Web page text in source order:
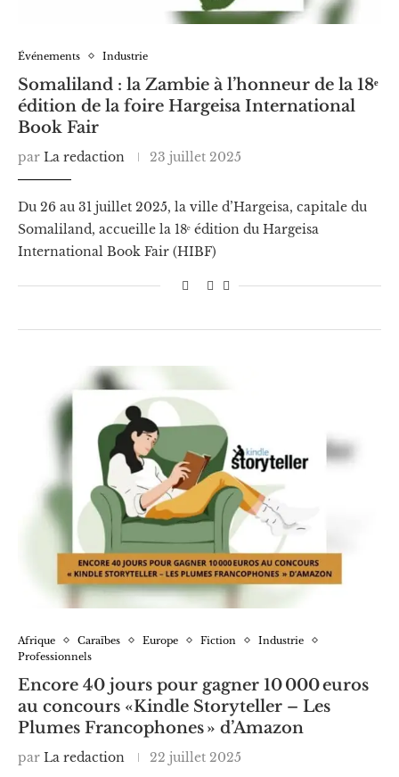
Événements Industrie
Somaliland : la Zambie à l’honneur de la 18ᵉ
édition de la foire Hargeisa International
Book Fair
par La redaction 23 juillet 2025
Du 26 au 31 juillet 2025, la ville d’Hargeisa, capitale du
Somaliland, accueille la 18ᵉ édition du Hargeisa
International Book Fair (HIBF)
Afrique Caraïbes Europe Fiction
Industrie
Professionnels
Encore 40 jours pour gagner 10 000 euros
au concours «Kindle Storyteller – Les
Plumes Francophones » d’Amazon
par La redaction 22 juillet 2025